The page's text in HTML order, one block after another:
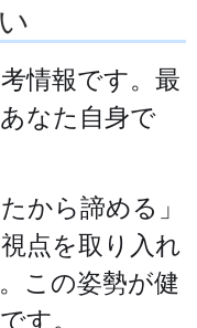
情報です。最
なた自身で
から諦める」
点を取り入れ
この姿勢が健
す。